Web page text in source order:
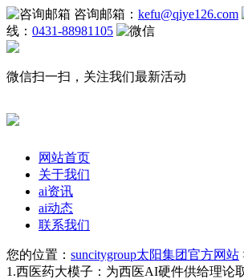
咨询邮箱： kefu@qiye126.com
线： 0431-88981105
微信扫一扫，关注我们最新活动
网站首页
关于我们
ai资讯
ai动态
联系我们
您的位置： suncitygroup太阳集团官方网站
1.西医药大模子：为西医AI硬件供给理论